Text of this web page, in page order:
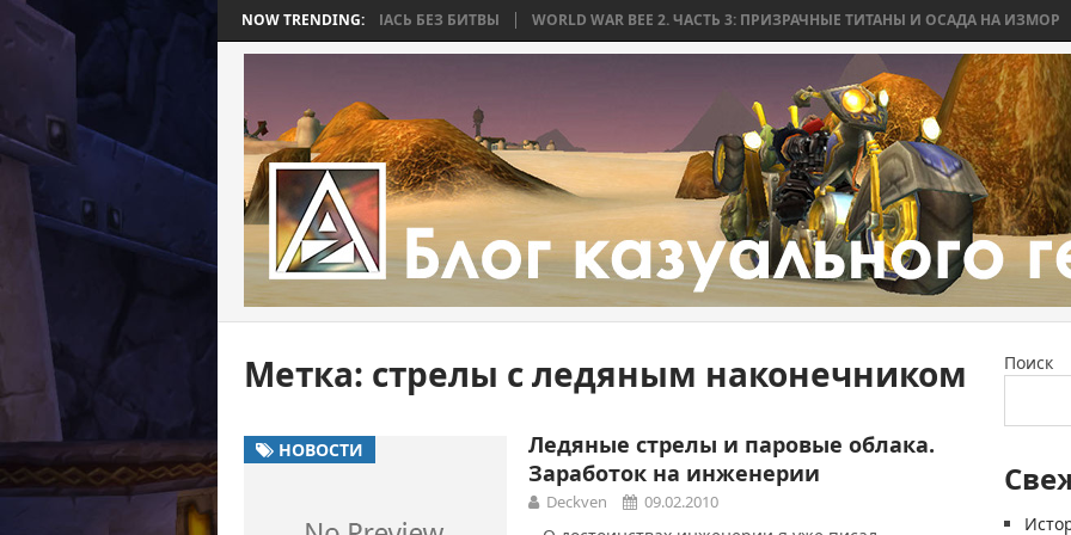
NOW TRENDING:
BEE 2. ЧАСТЬ 4: ВОЙНА, КОТОРАЯ ЗАКОНЧИЛАСЬ БЕЗ БИТВЫ WORLD WAR BEE 2. ЧАСТЬ 3: ПРИЗРАЧНЫЕ ТИТАНЫ И ОСАДА НА ИЗМОР
Метка: стрелы с ледяным наконечником
НОВОСТИ
Ледяные стрелы и паровые облака.
Заработок на инженерии
Deckven 09.02.2010
Поиск